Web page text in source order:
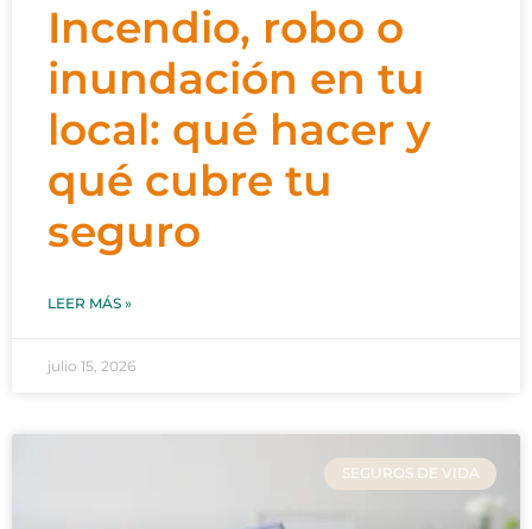
Incendio, robo o
inundación en tu
local: qué hacer y
qué cubre tu
seguro
LEER MÁS »
julio 15, 2026
SEGUROS DE VIDA